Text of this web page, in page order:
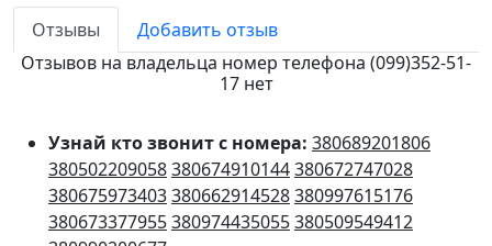
Отзывы
Добавить отзыв
Отзывов на владельца номер телефона (099)352-51-
17 нет
Узнай кто звонит с номера: 380689201806
380502209058380674910144380672747028
380675973403380662914528380997615176
380673377955380974435055380509549412